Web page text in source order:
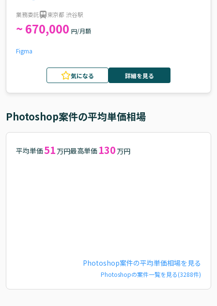
業務委託 東京都 渋谷駅
~ 670,000 円/月額
Figma
気になる 詳細を見る
Photoshop案件の平均単価相場
平均単価51 万円最高単価 130 万円
Photoshop案件の平均単価相場を見る
Photoshopの案件一覧を見る(3288件)